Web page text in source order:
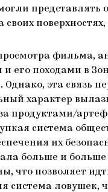
представлять
своих
фильма,
и его походами в
Однако, эта связь
характер
продуктами/
система
их
больше и
что позволяет
система ловушек,